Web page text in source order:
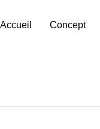
Accueil Concept